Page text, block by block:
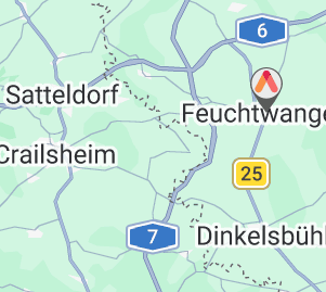
Datenschutzerklärung